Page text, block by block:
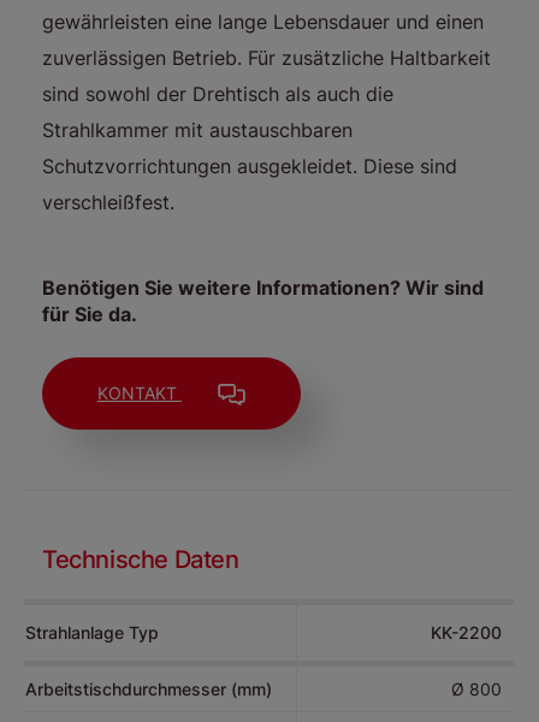
gewährleisten eine lange Lebensdauer und einen
zuverlässigen Betrieb. Für zusätzliche Haltbarkeit
sind sowohl der Drehtisch als auch die
Strahlkammer mit austauschbaren
Schutzvorrichtungen ausgekleidet. Diese sind
verschleißfest.
Benötigen Sie weitere Informationen? Wir sind
für Sie da.
KONTAKT
Technische Daten
Strahlanlage Typ KK-2200
Arbeitstischdurchmesser (mm) Ø 800